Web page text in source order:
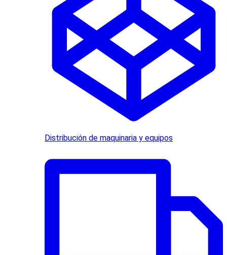
Distribución de maquinaria y equipos